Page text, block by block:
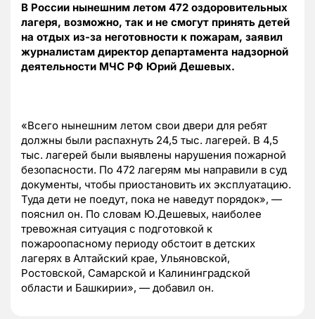
В России нынешним летом 472 оздоровительных
лагеря, возможно, так и не смогут принять детей
на отдых из-за неготовности к пожарам, заявил
журналистам директор департамента надзорной
деятельности МЧС РФ Юрий Дешевых.
«Всего нынешним летом свои двери для ребят
должны были распахнуть 24,5 тыс. лагерей. В 4,5
тыс. лагерей были выявлены нарушения пожарной
безопасности. По 472 лагерям мы направили в суд
документы, чтобы приостановить их эксплуатацию.
Туда дети не поедут, пока не наведут порядок», —
пояснил он. По словам Ю.Дешевых, наиболее
тревожная ситуация с подготовкой к
пожароопасному периоду обстоит в детских
лагерях в Алтайский крае, Ульяновской,
Ростовской, Самарской и Калининградской
области и Башкирии», — добавил он.